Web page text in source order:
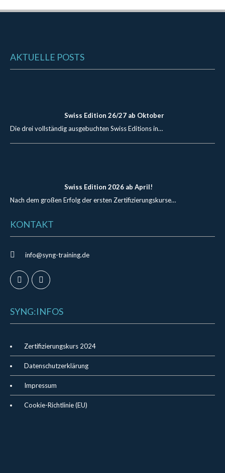
AKTUELLE POSTS
Swiss Edition 26/27 ab Oktober
Die drei vollständig ausgebuchten Swiss Editions in…
Swiss Edition 2026 ab April!
Nach dem großen Erfolg der ersten Zertifizierungskurse…
KONTAKT
info@syng-training.de
SYNG:INFOS
Zertifizierungskurs 2024
Datenschutzerklärung
Impressum
Cookie-Richtlinie (EU)